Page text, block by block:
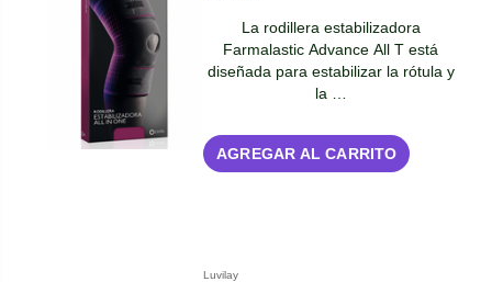
La rodillera estabilizadora
Farmalastic Advance All T está
diseñada para estabilizar la rótula y
la …
AGREGAR AL CARRITO
Luvilay